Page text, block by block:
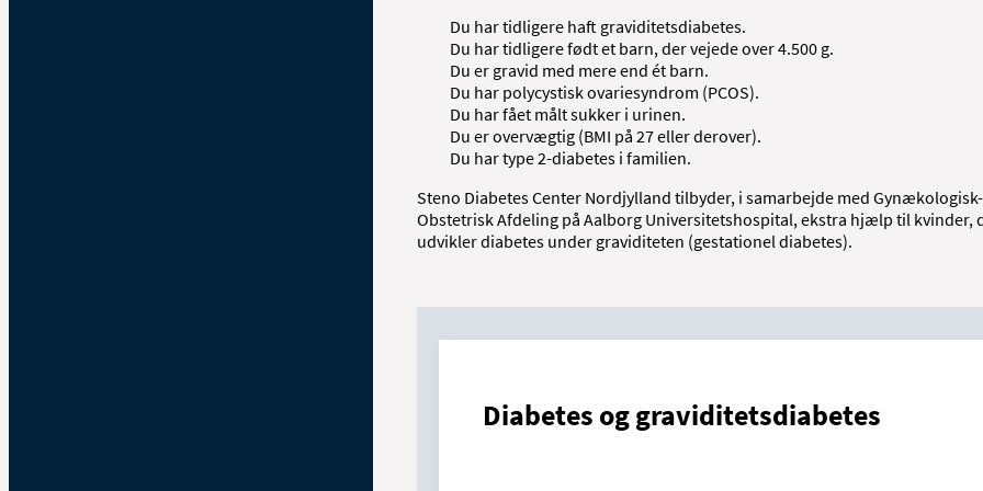
Du har tidligere haft graviditetsdiabetes.
Du har tidligere født et barn, der vejede over 4.500 g.
Du er gravid med mere end ét barn.
Du har polycystisk ovariesyndrom (PCOS).
Du har fået målt sukker i urinen.
Du er overvægtig (BMI på 27 eller derover).
Du har type 2-diabetes i familien.
Steno Diabetes Center Nordjylland tilbyder, i samarbejde med Gynækologisk-
Obstetrisk Afdeling på Aalborg Universitetshospital, ekstra hjælp til kvinder,
udvikler diabetes under graviditeten (gestationel diabetes).
Diabetes og graviditetsdiabetes